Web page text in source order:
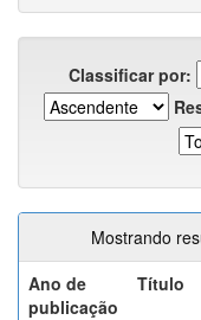
Classificar por:
Mostrando
Ano de
publicação
Título